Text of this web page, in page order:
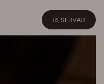
RESERVAR